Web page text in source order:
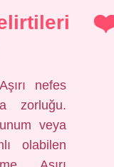
nefes
zorluğu.
veya
olabilen